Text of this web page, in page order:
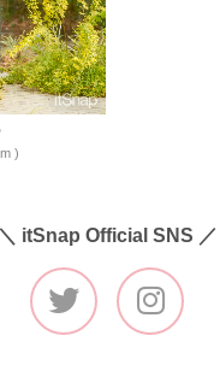
)
＼ itSnap Official SNS ／